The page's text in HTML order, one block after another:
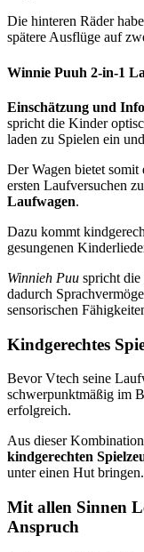
Die hinteren Räder
spätere Ausflüge auf
Winnie Puuh 2-in-1
Einschätzung und
spricht die Kinder
laden zu Spielen ein
Der Wagen bietet
ersten Laufversuchen
Laufwagen.
Dazu kommt
gesungenen
Winnieh Puu spricht
dadurch
sensorischen
Kindgerechtes
Bevor Vtech seine
schwerpunktmäßig im
erfolgreich.
Aus dieser
kindgerechten
unter einen Hut bringen.
Mit allen Sinnen
Anspruch